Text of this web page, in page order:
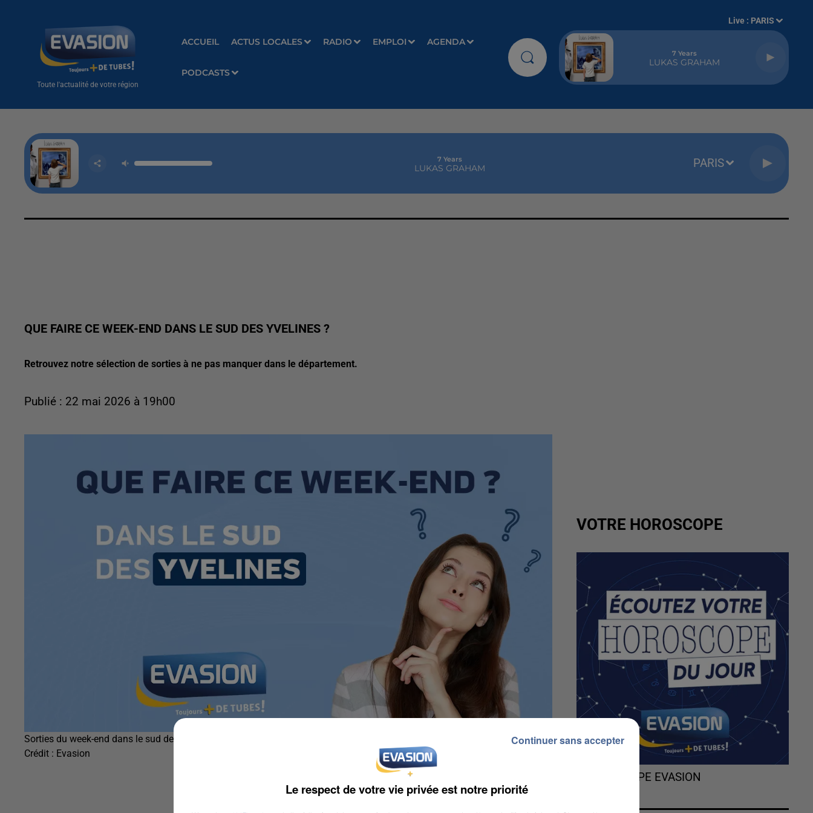
Toute l'actualité de votre région
ACCUEIL ACTUS LOCALES RADIO EMPLOI AGENDA
PODCASTS
Live : PARIS
7 Years
LUKAS GRAHAM
7 Years
LUKAS GRAHAM PARIS
QUE FAIRE CE WEEK-END DANS LE SUD DES YVELINES ?
Retrouvez notre sélection de sorties à ne pas manquer dans le département.
Publié : 22 mai 2026 à 19h00
Sorties du week-end dans le sud des Yvelines
Crédit : Evasion
VOTRE HOROSCOPE
L'HOROSCOPE EVASION
Le respect de votre vie privée est notre priorité
Continuer sans accepter